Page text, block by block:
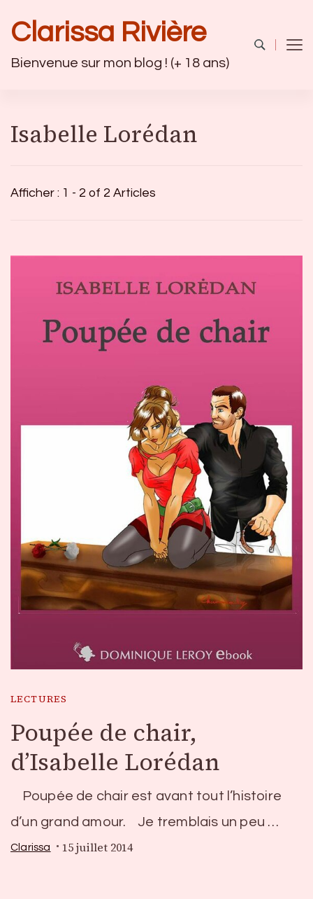
Clarissa Rivière
Bienvenue sur mon blog ! (+ 18 ans)
Isabelle Lorédan
Afficher : 1 - 2 of 2 Articles
LECTURES
Poupée de chair,
d’Isabelle Lorédan
Poupée de chair est avant tout l’histoire
d’un grand amour. Je tremblais un peu …
Clarissa 15 juillet 2014